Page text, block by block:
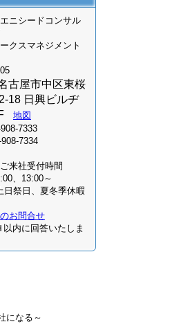
エニシードコンサル
クスマネジメント
古屋市中区東桜
18 日興ビルヂ
地図
7333
7334
来社受付時間
、13:00～
日祭日、夏冬季休暇
お問合せ
以内に回答いたしま
になる～